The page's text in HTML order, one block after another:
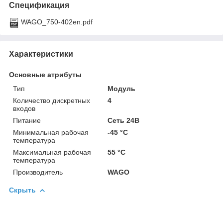
Спецификация
WAGO_750-402en.pdf
Характеристики
Основные атрибуты
Тип
Модуль
Количество дискретных
входов
4
Питание
Сеть 24В
Минимальная рабочая
температура
-45 °С
Максимальная рабочая
температура
55 °С
Производитель WAGO
Скрыть